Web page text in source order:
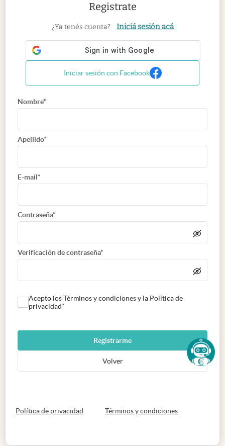
Registrate
¿Ya tenés cuenta? Iniciá sesión acá
Iniciar sesión con Facebook
Nombre*
Apellido*
E-mail*
Contraseña*
Verificación de contraseña*
Acepto los Términos y condiciones y la Política de
privacidad*
Registrarme
Volver
Política de privacidad abre en nueva pestaña
Términos y condicionesabre en nueva